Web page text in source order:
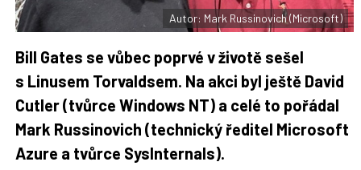
o
k
Autor: Mark Russinovich (Microsoft)
Bill Gates se vůbec poprvé v životě sešel
s Linusem Torvaldsem. Na akci byl ještě David
Cutler (tvůrce Windows NT) a celé to pořádal
Mark Russinovich (technický ředitel Microsoft
Azure a tvůrce SysInternals).